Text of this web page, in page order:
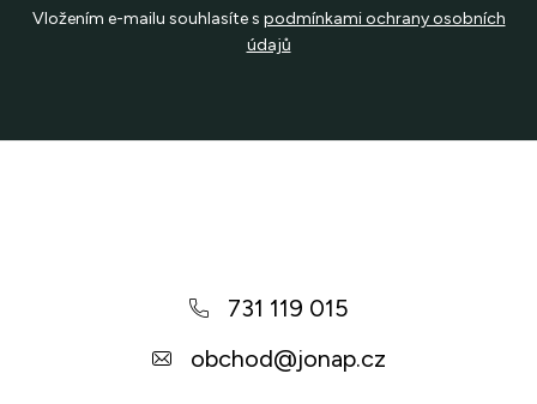
Vložením e-mailu souhlasíte s podmínkami ochrany osobních
údajů
731 119 015
obchod@jonap.cz